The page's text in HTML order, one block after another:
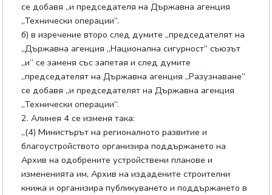
се добавя „и председателя на Държавна агенция
„Технически операции“.
б) в изречение второ след думите „председателят на
„Държавна агенция „Национална сигурност“ съюзът
„и“ се заменя със запетая и след думите
„председателят на Държавна агенция „Разузнаване“
се добавя „и председателят на Държавна агенция
„Технически операции“.
2. Алинея 4 се изменя така:
„(4) Министърът на регионалното развитие и
благоустройството организира поддържането на
Архив на одобрените устройствени планове и
измененията им, Архив на издадените строителни
книжа и организира публикуването и поддържането в